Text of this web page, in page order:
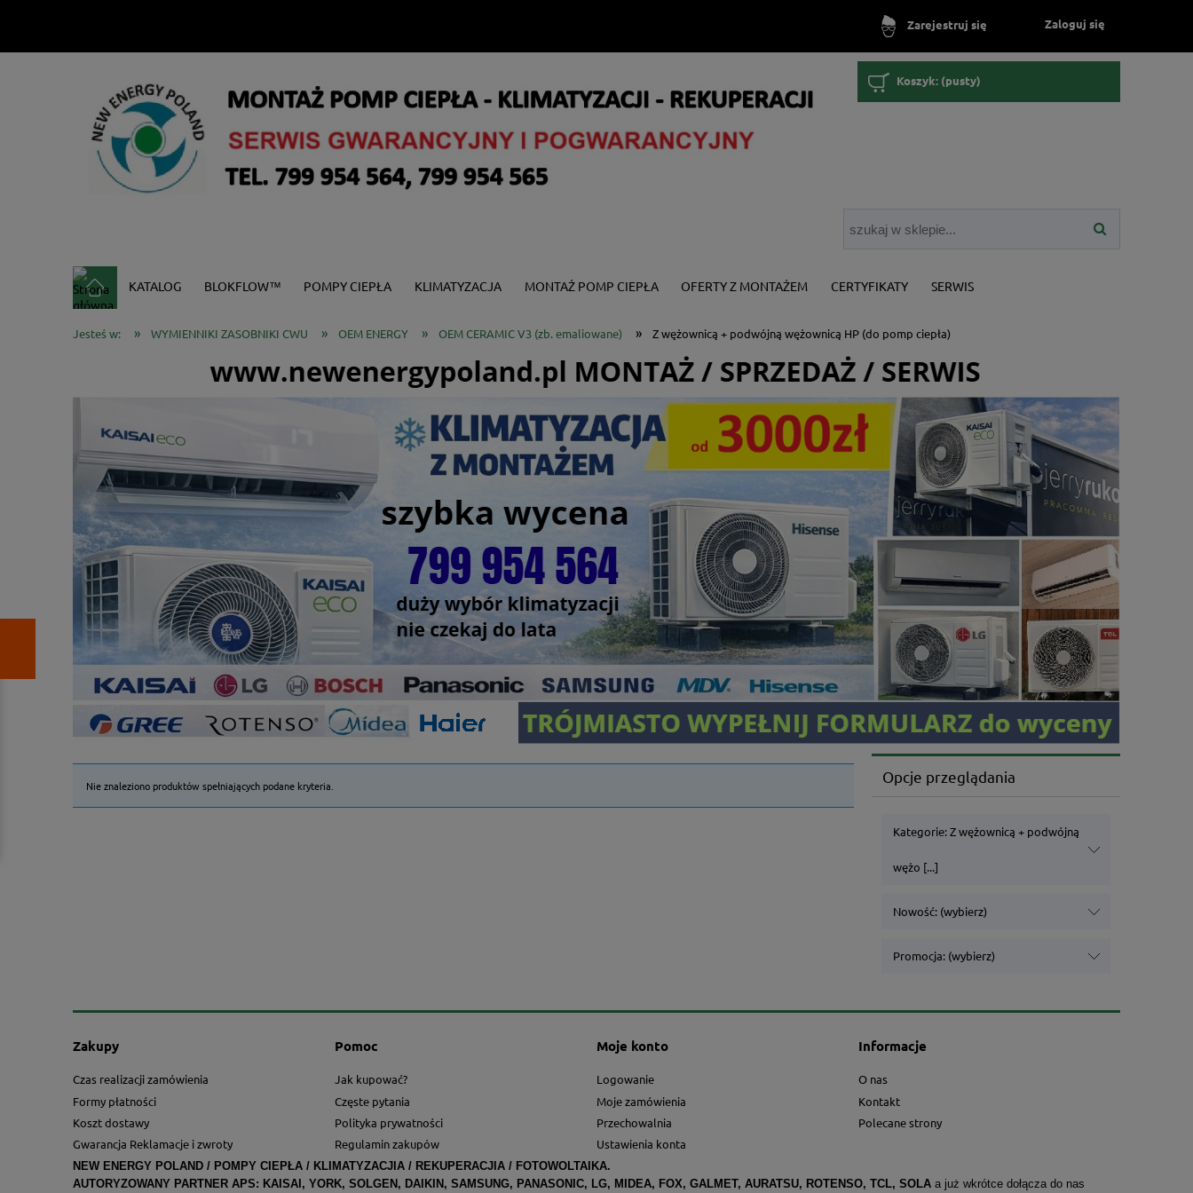
Zarejestruj się Zaloguj się
Koszyk: (pusty)
KATALOG BLOKFLOW™ POMPY CIEPŁA KLIMATYZACJA MONTAŻ POMP CIEPŁA OFERTY Z MONTAŻEM CERTYFIKATY SERWIS
Jesteś w: » WYMIENNIKI ZASOBNIKI CWU » OEM ENERGY » OEM CERAMIC V3 (zb. emaliowane) » Z wężownicą + podwójną wężownicą HP (do pomp ciepła)
Nie znaleziono produktów spełniających podane kryteria.
Opcje przeglądania
Kategorie: Z wężownicą + podwójną
wężo [...]
Nowość: (wybierz)
Promocja: (wybierz)
Zakupy
Czas realizacji zamówienia
Formy płatności
Koszt dostawy
Gwarancja Reklamacje i zwroty
Pomoc
Jak kupować?
Częste pytania
Polityka prywatności
Regulamin zakupów
Moje konto
Logowanie
Moje zamówienia
Przechowalnia
Ustawienia konta
Informacje
O nas
Kontakt
Polecane strony
NEW ENERGY POLAND / POMPY CIEPŁA / KLIMATYZACJIA / REKUPERACJIA / FOTOWOLTAIKA.
AUTORYZOWANY PARTNER APS: KAISAI, YORK, SOLGEN, DAIKIN, SAMSUNG, PANASONIC, LG, MIDEA, FOX, GALMET, AURATSU, ROTENSO, TCL, SOLA a już wkrótce dołącza do nas